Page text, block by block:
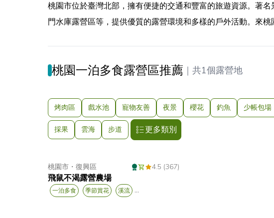
桃園市位於臺灣北部，擁有便捷的交通和豐富的旅遊資源。著
門水庫露營區等，提供優質的露營環境和多樣的戶外活動。來
桃園一泊多食露營區推薦 ｜ 共1個露營地
烤肉區 戲水池 寵物友善 夜景 櫻花 釣魚 少帳包場
採果 雲海 步道 更多類別
桃園市 ・ 復興區 4.5 (367)
飛鼠不渴露營農場
一泊多食 季節賞花 溪流 ...